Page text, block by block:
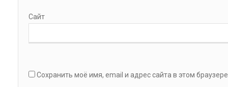
Сайт
Сохранить моё имя, email и адрес сайта в этом